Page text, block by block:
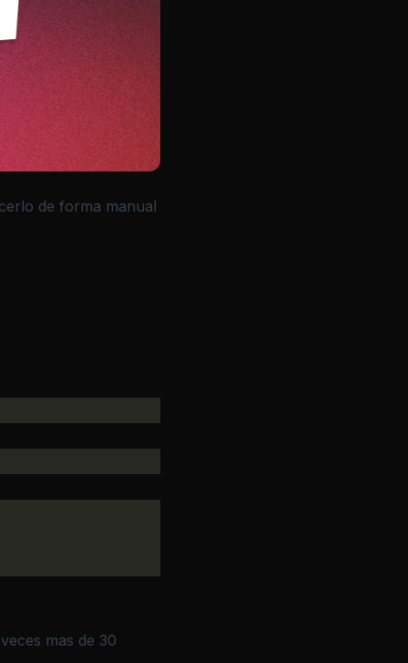
de forma manual
mas de 30